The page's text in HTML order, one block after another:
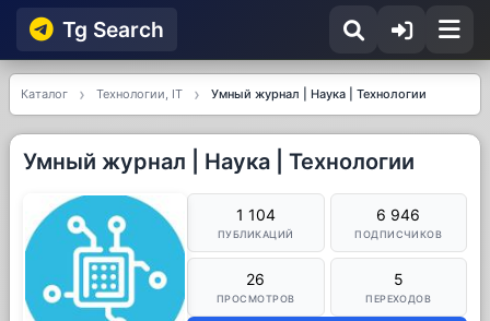
Tg Searсh
Каталог Технологии, IT Умный журнал | Наука | Технологии
Умный журнал | Наука | Технологии
1 104
ПУБЛИКАЦИЙ
6 946
ПОДПИСЧИКОВ
26
ПРОСМОТРОВ
5
ПЕРЕХОДОВ